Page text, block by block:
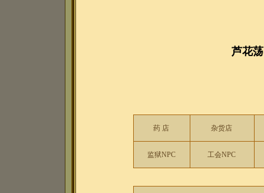
芦花
药 店 杂货店
监狱NPC 工会NPC